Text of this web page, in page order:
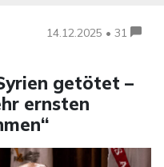
14.12.2025 • 31
getötet –
ernsten